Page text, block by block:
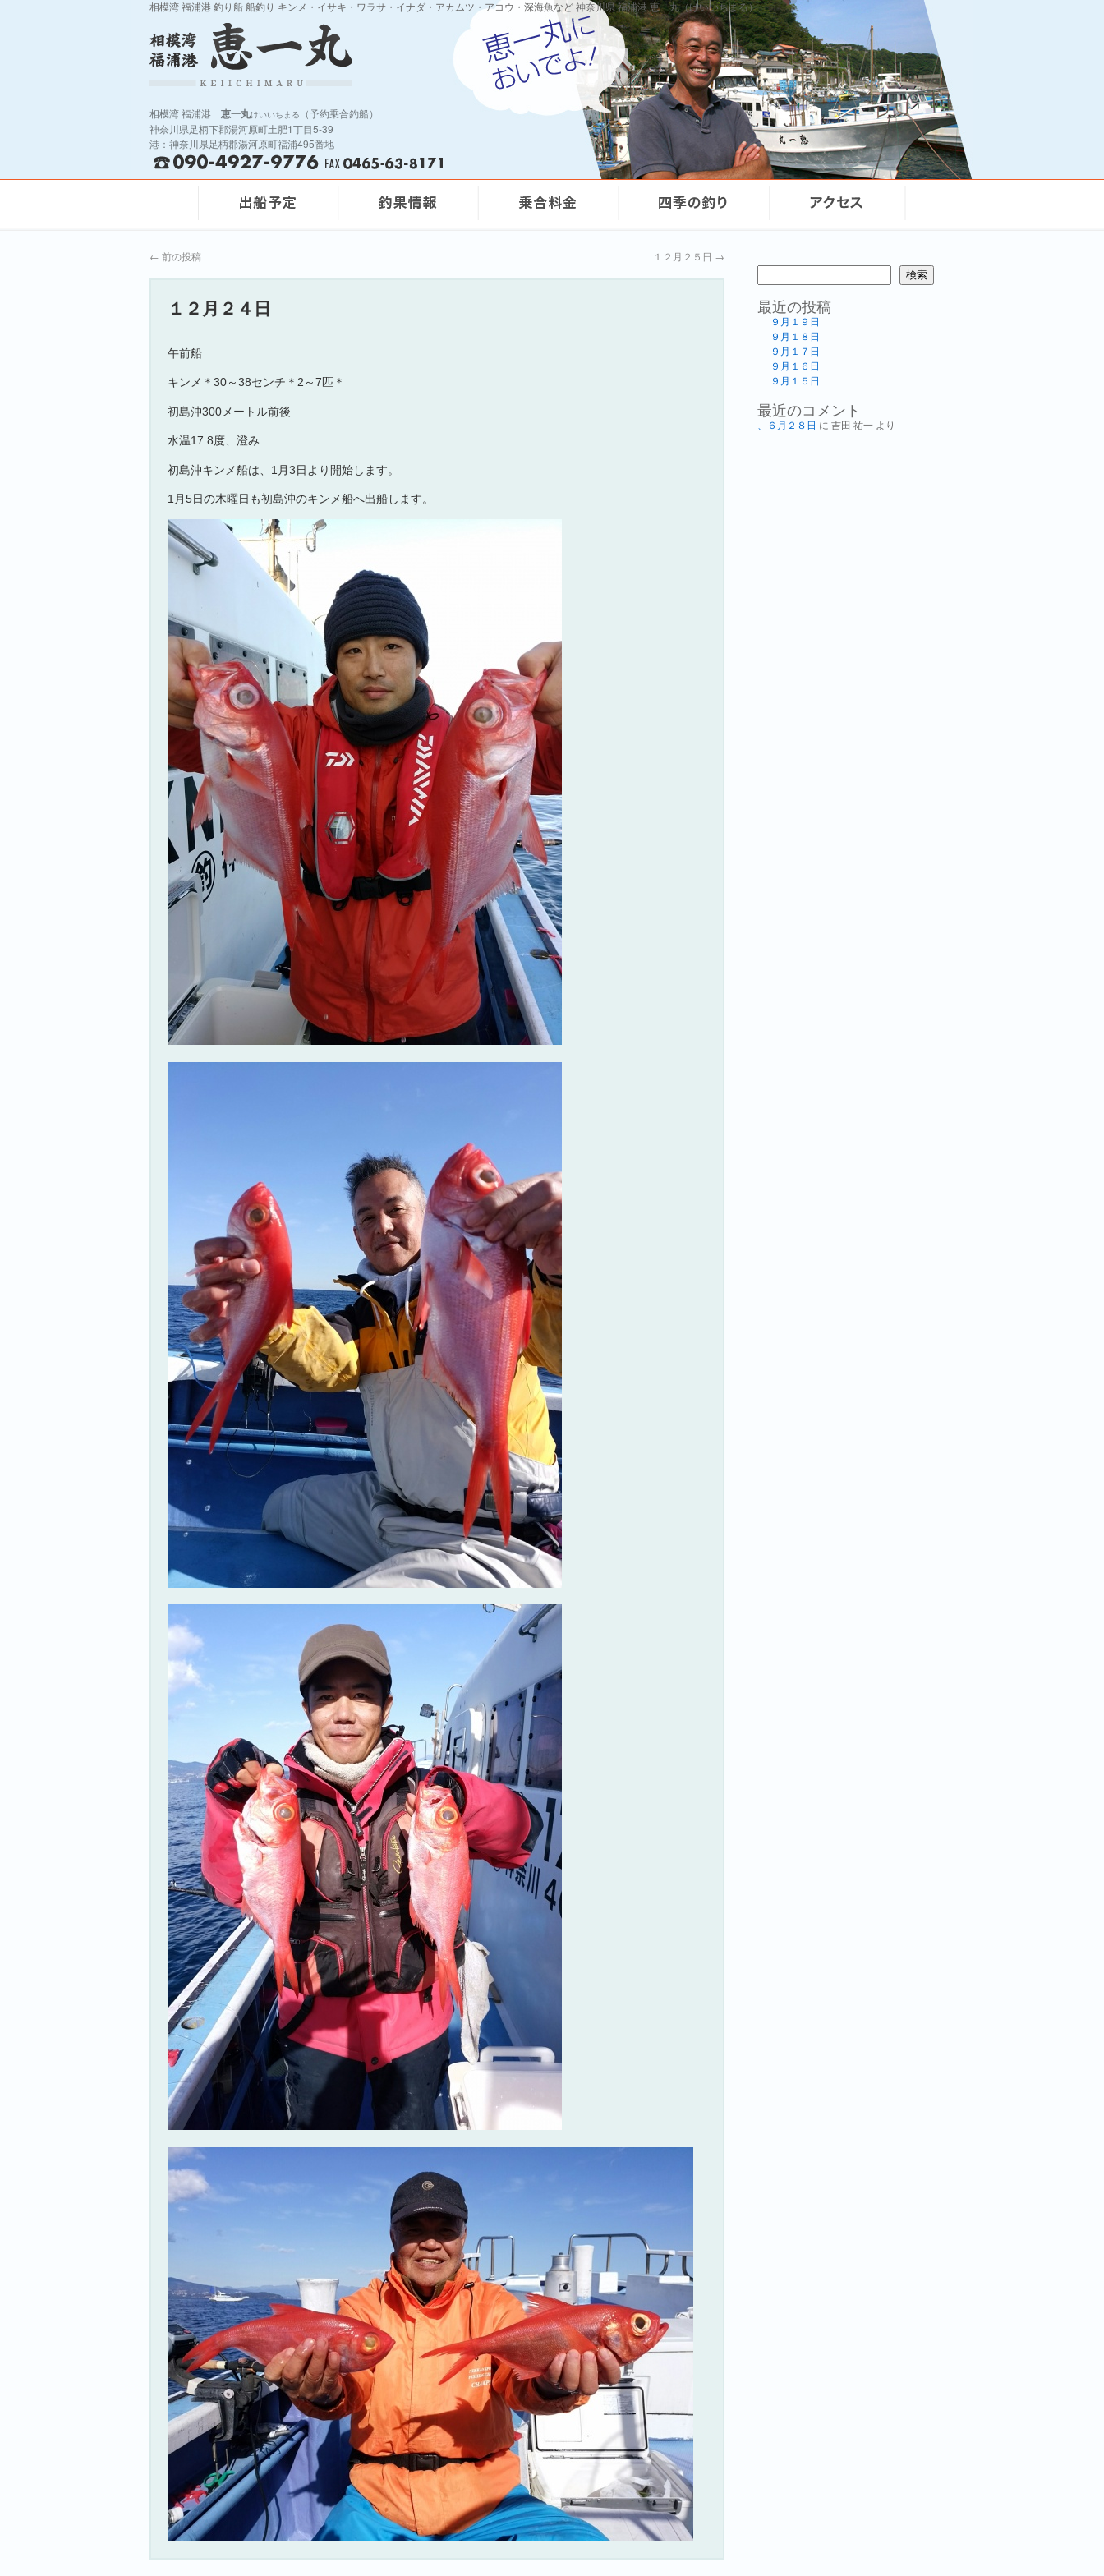
相模湾 福浦港 釣り船 船釣り キンメ・イサキ・ワラサ・イナダ・アカムツ・アコウ・深海魚など 神奈川県 福浦港 恵一丸（けいいちまる）
相模湾 福浦港 恵一丸けいいちまる
（予約乗合釣船）
神奈川県足柄下郡湯河原町土肥1丁目5-39
港：神奈川県足柄郡湯河原町福浦495番地
← 前の投稿 １２月２５日 →
１２月２４日
午前船
キンメ＊30～38センチ＊2～7匹＊
初島沖300メートル前後
水温17.8度、澄み
初島沖キンメ船は、1月3日より開始します。
1月5日の木曜日も初島沖のキンメ船へ出船します。
検索
最近の投稿
９月１９日
９月１８日
９月１７日
９月１６日
９月１５日
最近のコメント
、６月２８日 に 吉田 祐一 より